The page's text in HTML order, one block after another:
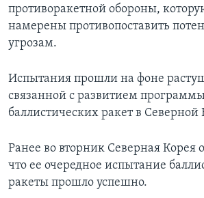
противоракетной обороны,
намерены противопоставить
угрозам.
Испытания прошли на фоне
связанной с развитием
баллистических ракет в Северной
Ранее во вторник Северная Корея
что ее очередное испытание
ракеты прошло успешно.